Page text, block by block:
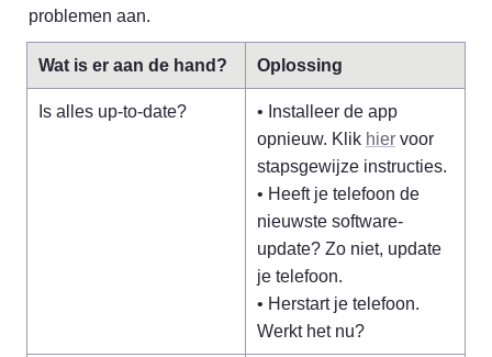
problemen aan.
Wat is er aan de hand? Oplossing
Is alles up-to-date?
• Installeer de app
opnieuw. Klik hier voor
stapsgewijze instructies.
• Heeft je telefoon de
nieuwste software-
update? Zo niet, update
je telefoon.
• Herstart je telefoon.
Werkt het nu?